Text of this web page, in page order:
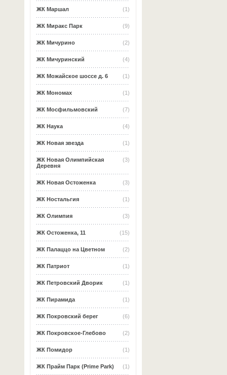
(1)
ЖК Маршал
(9)
ЖК Миракс Парк
(2)
ЖК Мичурино
(4)
ЖК Мичуринский
(1)
ЖК Можайское шоссе д. 6
(1)
ЖК Мономах
(7)
ЖК Мосфильмовский
(4)
ЖК Наука
(1)
ЖК Новая звезда
(3)
ЖК Новая Олимпийская
Деревня
(3)
ЖК Новая Остоженка
(1)
ЖК Ностальгия
(3)
ЖК Олимпия
(15)
ЖК Остоженка, 11
(2)
ЖК Палаццо на Цветном
(1)
ЖК Патриот
(1)
ЖК Петровский Дворик
(1)
ЖК Пирамида
(6)
ЖК Покровский берег
(2)
ЖК Покровское-Глебово
(1)
ЖК Помидор
(1)
ЖК Прайм Парк (Prime Park)